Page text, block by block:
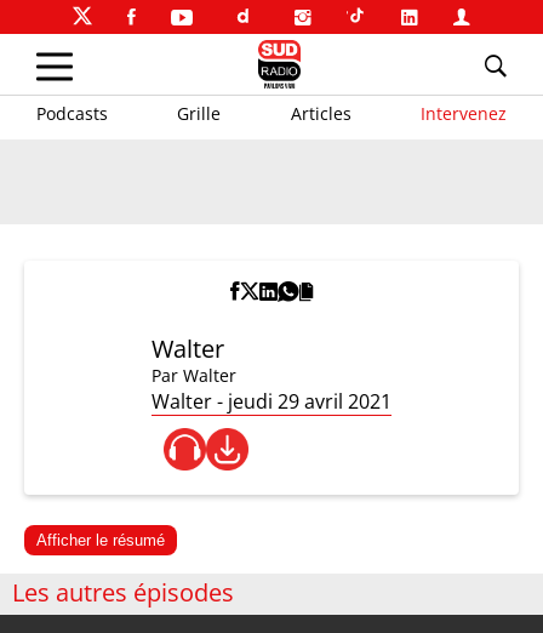
Podcasts Grille Articles Intervenez
Walter
Par Walter
Walter - jeudi 29 avril 2021
Afficher le résumé
Les autres épisodes